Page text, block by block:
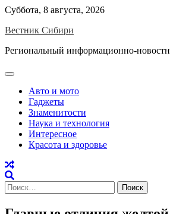
Skip
content
Суббота, 8 августа, 2026
Вестник Сибири
Региональный информационно-
Авто и мото
Гаджеты
Знаменитости
Наука и технология
Интересное
Красота и здоровье
Найти: